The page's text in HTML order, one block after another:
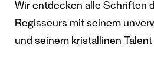
Wir entdecken alle Schriften
Regisseurs mit seinem
und seinem kristallinen Talent